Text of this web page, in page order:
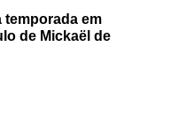
temporada em
de Mickaël de